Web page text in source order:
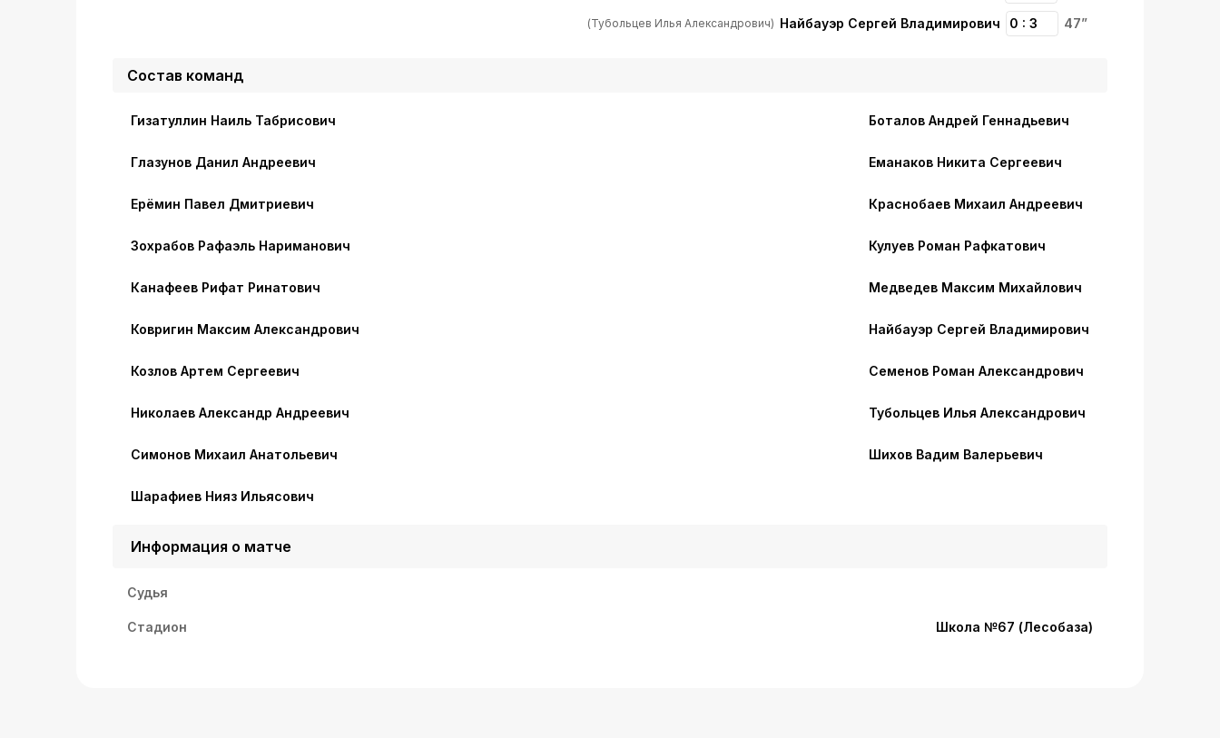
47”
0 : 3
Найбауэр Сергей Владимирович
(Тубольцев Илья Александрович)
Состав команд
Гизатуллин Наиль Табрисович
Глазунов Данил Андреевич
Ерёмин Павел Дмитриевич
Зохрабов Рафаэль Нариманович
Канафеев Рифат Ринатович
Ковригин Максим Александрович
Козлов Артем Сергеевич
Николаев Александр Андреевич
Симонов Михаил Анатольевич
Шарафиев Нияз Ильясович
Боталов Андрей Геннадьевич
Еманаков Никита Сергеевич
Краснобаев Михаил Андреевич
Кулуев Роман Рафкатович
Медведев Максим Михайлович
Найбауэр Сергей Владимирович
Семенов Роман Александрович
Тубольцев Илья Александрович
Шихов Вадим Валерьевич
Информация о матче
Судья
Стадион Школа №67 (Лесобаза)